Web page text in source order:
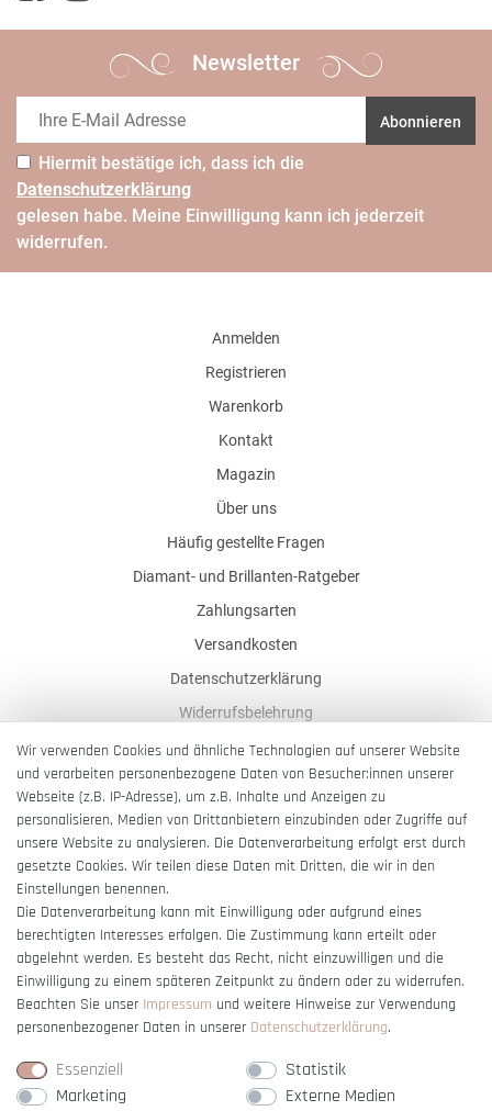
Newsletter
Abonnieren
Hiermit bestätige ich, dass ich die
Daten­schutz­erklärung
gelesen habe. Meine Einwilligung kann ich jederzeit
widerrufen.
Anmelden
Registrieren
Warenkorb
Kontakt
Magazin
Über uns
Häufig gestellte Fragen
Diamant- und Brillanten-Ratgeber
Zahlungsarten
Versandkosten
Datenschutzerklärung
Widerrufsbelehrung
AGB
Impressum
Barrierefreiheitserklärung
Vertrag widerrufen
Wir verwenden Cookies und ähnliche Technologien auf unserer Website
und verarbeiten personenbezogene Daten von Besucher:innen unserer
Webseite (z.B. IP-Adresse), um z.B. Inhalte und Anzeigen zu
personalisieren, Medien von Drittanbietern einzubinden oder Zugriffe auf
unsere Website zu analysieren. Die Datenverarbeitung erfolgt erst durch
gesetzte Cookies. Wir teilen diese Daten mit Dritten, die wir in den
Einstellungen benennen.
Die Datenverarbeitung kann mit Einwilligung oder aufgrund eines
berechtigten Interesses erfolgen. Die Zustimmung kann erteilt oder
abgelehnt werden. Es besteht das Recht, nicht einzuwilligen und die
Einwilligung zu einem späteren Zeitpunkt zu ändern oder zu widerrufen.
Beachten Sie unser Impressum und weitere Hinweise zur Verwendung
personenbezogener Daten in unserer Daten­schutz­erklärung.
Essenziell
Statistik
Marketing
Externe Medien